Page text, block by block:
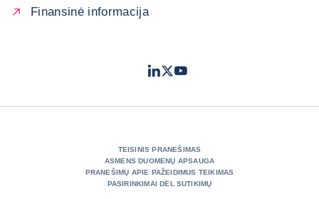
Finansinė informacija
LinkedIn
TwitterYoutube
TEISINIS PRANEŠIMAS
ASMENS DUOMENŲ APSAUGA
PRANEŠIMŲ APIE PAŽEIDIMUS TEIKIMAS
PASIRINKIMAI DĖL SUTIKIMŲ